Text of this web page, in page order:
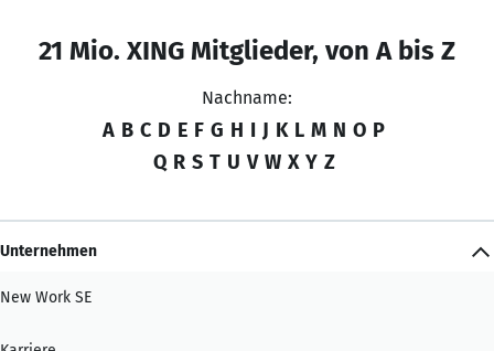
21 Mio. XING Mitglieder, von A bis Z
Nachname:
A B C D E F G H I J K L M N O P
Q R S T U V W X Y Z
Unternehmen
New Work SE